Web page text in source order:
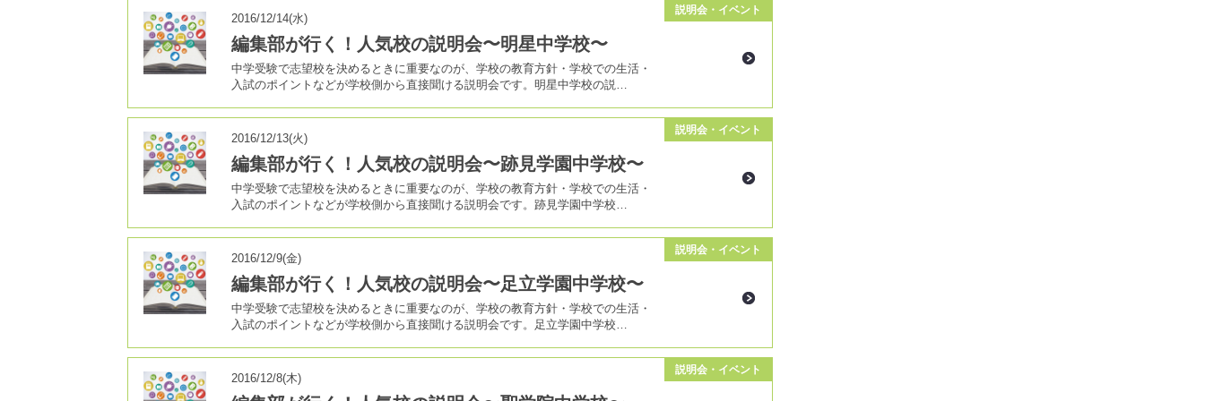
説明会・イベント
2016/12/14(水)
編集部が行く！人気校の説明会〜明星中学校〜
中学受験で志望校を決めるときに重要なのが、学校の教育方針・学校での生活・
入試のポイントなどが学校側から直接聞ける説明会です。明星中学校の説…
説明会・イベント
2016/12/13(火)
編集部が行く！人気校の説明会〜跡見学園中学校〜
中学受験で志望校を決めるときに重要なのが、学校の教育方針・学校での生活・
入試のポイントなどが学校側から直接聞ける説明会です。跡見学園中学校…
説明会・イベント
2016/12/9(金)
編集部が行く！人気校の説明会〜足立学園中学校〜
中学受験で志望校を決めるときに重要なのが、学校の教育方針・学校での生活・
入試のポイントなどが学校側から直接聞ける説明会です。足立学園中学校…
説明会・イベント
2016/12/8(木)